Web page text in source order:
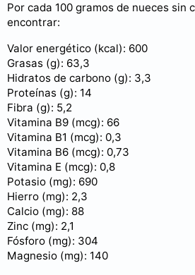
Por cada 100 gramos de nueces sin
encontrar:
Valor energético (kcal): 600
Grasas (g): 63,3
Hidratos de carbono (g): 3,3
Proteínas (g): 14
Fibra (g): 5,2
Vitamina B9 (mcg): 66
Vitamina B1 (mcg): 0,3
Vitamina B6 (mcg): 0,73
Vitamina E (mcg): 0,8
Potasio (mg): 690
Hierro (mg): 2,3
Calcio (mg): 88
Zinc (mg): 2,1
Fósforo (mg): 304
Magnesio (mg): 140